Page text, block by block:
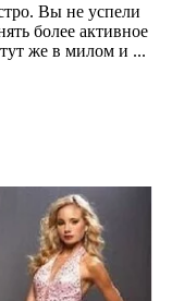
Вы не успели
более активное
же в милом и ...